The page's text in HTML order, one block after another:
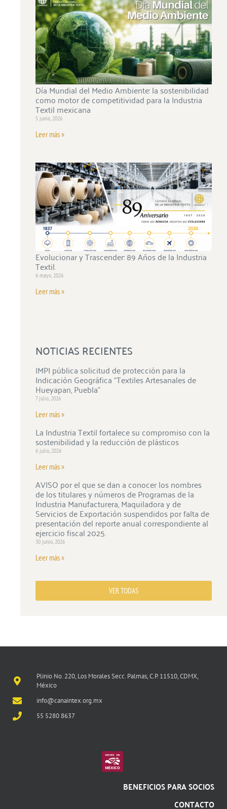
Día Mundial del Medio Ambiente: la sostenibilidad
como motor de competitividad para la Industria
Textil mexicana
5 junio, 2026
Leer más »
Evolucionar y Trascender: 89 Años de la Industria
Textil.
6 mayo, 2026
Leer más »
NOTICIAS RECIENTES
IMPI pública solicitud de protección para la
Indicación Geográfica “Textiles Artesanales de
Hueyapan, Puebla”
7 julio, 2026
Leer más »
La Industria Textil fortalece su compromiso con la
sostenibilidad y la reducción de plásticos
6 julio, 2026
Leer más »
AVISO por el que se dan a conocer los nombres
de los titulares y números de Programas de la
Industria Manufacturera, Maquiladora y de
Servicios de Exportación suspendidos por falta de
presentación del reporte anual correspondiente al
ejercicio fiscal 2025.
30 junio, 2026
Leer más »
VER TODAS
Plinio No. 220, Los Morales Secc. Palmas, C.P. 11510, CDMX,
México
info@canaintex.org.mx
55 5280 8637
BENEFICIOS PARA SOCIOS
CONTACTO